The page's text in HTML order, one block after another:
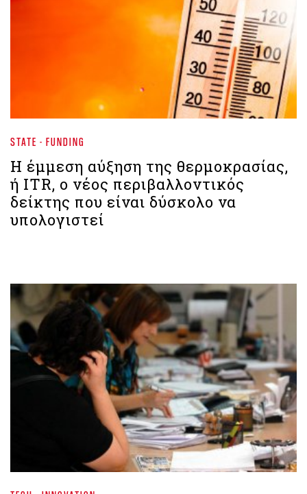
STATE - FUNDING
Η έμμεση αύξηση της θερμοκρασίας,
ή ITR, ο νέος περιβαλλοντικός
δείκτης που είναι δύσκολο να
υπολογιστεί